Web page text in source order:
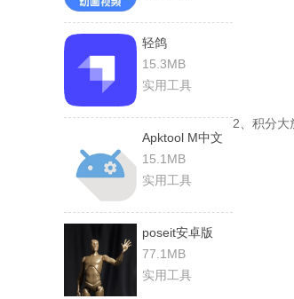
轻鸽
15.3MB
实用工具
Apktool M中文
版
15.1MB
实用工具
poseit安卓版
77.1MB
实用工具
2、积分大